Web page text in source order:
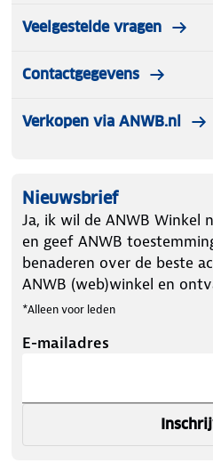
Veelgestelde vragen
Contactgegevens
Verkopen via ANWB.nl
Nieuwsbrief
Ja, ik wil de ANWB Winkel
en geef ANWB
benaderen over de beste
ANWB (web)winkel en
*Alleen voor leden
E-mailadres